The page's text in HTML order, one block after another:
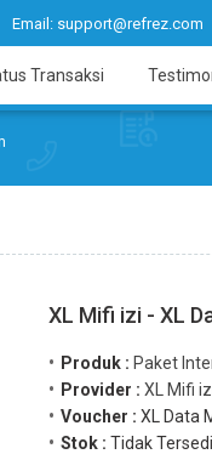
Email: support@refrez.com
Transaksi
XL Mifi izi - XL
Produk : Paket
Provider : XL Mifi
Voucher : XL Data
Stok : Tidak